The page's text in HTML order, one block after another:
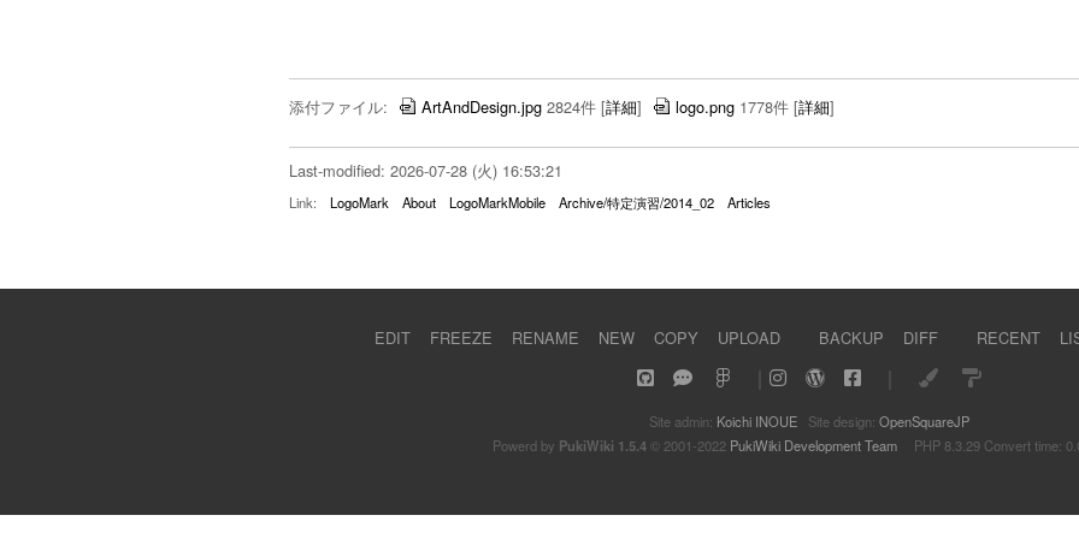
添付ファイル: ArtAndDesign.jpg 2824件 [詳細] logo.png 1778件 [詳細]
Last-modified: 2026-07-28 (火) 16:53:21
Link: LogoMark About LogoMarkMobile Archive/特定演習/2014_02 Articles
EDIT FREEZE RENAME NEW COPY UPLOAD BACKUP DIFF RECENT
Site admin: Koichi INOUE Site design: OpenSquareJP
Powerd by PukiWiki 1.5.4© 2001-2022 PukiWiki Development TeamPHP 8.3.29 Convert time: